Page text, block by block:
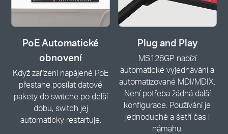
PoE Automatické
obnovení
Když zařízení napájené PoE
přestane posílat datové
pakety do switche po delší
dobu, switch jej
automaticky restartuje.
Plug and Play
MS128GP nabízí
automatické vyjednávání a
automatizované MDI/MDIX.
Není potřeba žádná další
konfigurace. Používání je
jednoduché a šetří čas i
námahu.